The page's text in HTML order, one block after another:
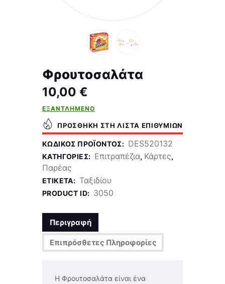
Φρουτοσαλάτα
10,00 €
ΕΞΑΝΤΛΗΜΈΝΟ
ΠΡΟΣΘΉΚΗ ΣΤΗ ΛΊΣΤΑ ΕΠΙΘΥΜΙΏΝ
ΚΩΔΙΚΌΣ ΠΡΟΪΌΝΤΟΣ: DES520132
ΚΑΤΗΓΟΡΊΕΣ: Επιτραπέζια, Κάρτες,
Παρέας
ΕΤΙΚΈΤΑ: Ταξιδίου
PRODUCT ID: 3050
Περιγραφή
Επιπρόσθετες Πληροφορίες
Η Φρουτοσαλάτα είναι ένα